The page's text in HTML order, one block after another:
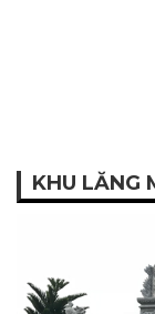
KHU LĂNG